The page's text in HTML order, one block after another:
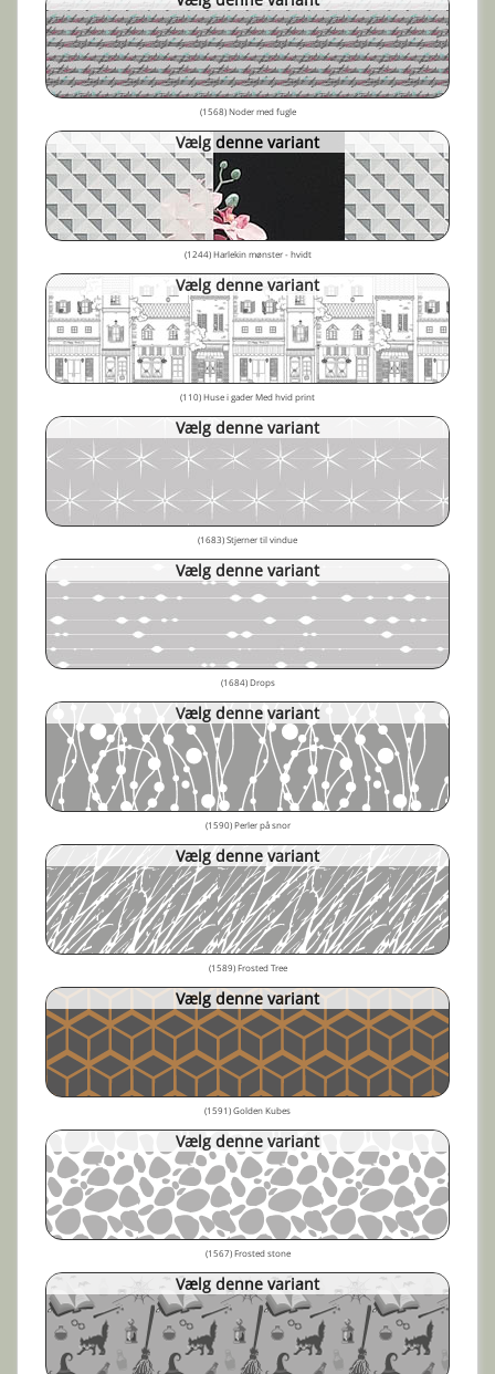
(1568) Noder med fugle
Vælg denne variant
(1244) Harlekin mønster - hvidt
Vælg denne variant
(110) Huse i gader Med hvid print
Vælg denne variant
(1683) Stjerner til vindue
Vælg denne variant
(1684) Drops
Vælg denne variant
(1590) Perler på snor
Vælg denne variant
(1589) Frosted Tree
Vælg denne variant
(1591) Golden Kubes
Vælg denne variant
(1567) Frosted stone
Vælg denne variant